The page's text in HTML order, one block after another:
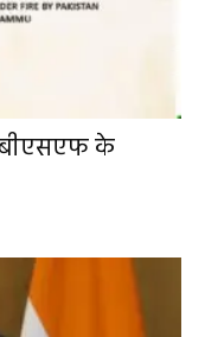
बीएसएफ के